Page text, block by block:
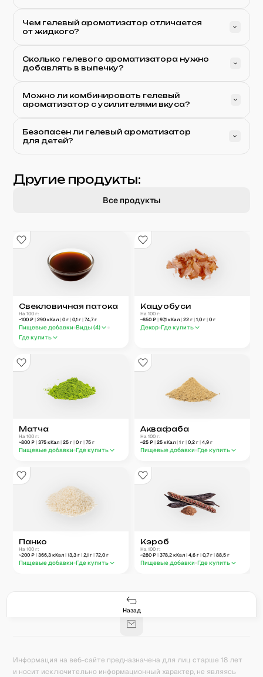
Чем гелевый ароматизатор отличается
от жидкого?
Сколько гелевого ароматизатора нужно
добавлять в выпечку?
Можно ли комбинировать гелевый
ароматизатор с усилителями вкуса?
Безопасен ли гелевый ароматизатор
для детей?
Другие продукты:
Все продукты
Свекловичная патока
На 100 г:
~100 ₽| 290 кКал| 0 г| 0,1 г| 74,7г
Пищевые добавки Виды (4)
Где купить
Кацуобуси
На 100 г:
~850 ₽ | 97,1 кКал | 22 г | 1,0 г | 0 г
Декор Где купить
Матча
На 100 г:
~800 ₽| 375 кКал| 25 г| 0 г| 75 г
Пищевые добавки Где купить
Аквафаба
На 100 г:
~25 ₽ | 25 кКал | 1 г | 0,2 г | 4,9 г
Пищевые добавки Где купить
Панко
На 100 г:
~200 ₽| 366,3 кКал| 13,3 г| 2,1 г| 72,0 г
Пищевые добавки Где купить
Кэроб
На 100 г:
~280 ₽ | 378,2 кКал | 4,6 г | 0,7г | 88,5 г
Пищевые добавки Где купить
Назад
171
Калькулятор калорий
Информация на веб-сайте предназначена для лиц старше 18 лет
и носит исключительно информационный характер, не являясь